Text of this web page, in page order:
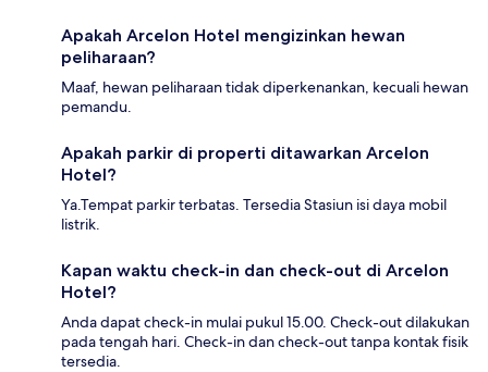
Apakah Arcelon Hotel mengizinkan hewan
peliharaan?
Maaf, hewan peliharaan tidak diperkenankan, kecuali hewan
pemandu.
Apakah parkir di properti ditawarkan Arcelon
Hotel?
Ya.Tempat parkir terbatas. Tersedia Stasiun isi daya mobil
listrik.
Kapan waktu check-in dan check-out di Arcelon
Hotel?
Anda dapat check-in mulai pukul 15.00. Check-out dilakukan
pada tengah hari. Check-in dan check-out tanpa kontak fisik
tersedia.